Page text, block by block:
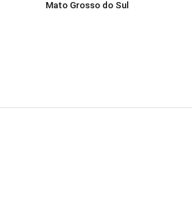
Mato Grosso do Sul